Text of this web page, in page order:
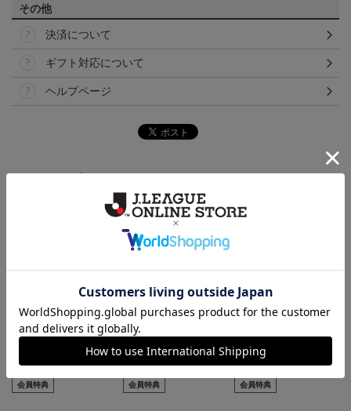
その他
決済について
ギフト対応について
ヘルプページ
カーサンシェード（傘
型）
5,500円
会員特典
2026アロハシャツ
5,500円
会員特典
2026コンフィットシャツ
（襟付き）
5,500円
会員特典